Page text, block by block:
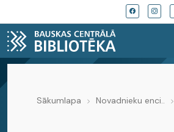
Novadnieku enciklopēdija
Sākumlapa Novadnieku enci..